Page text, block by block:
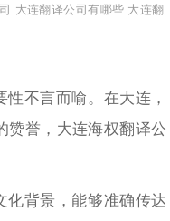
大连翻译公司有哪些 大连翻
不言而喻。在大连，
赞誉，大连海权翻译公
化背景，能够准确传达